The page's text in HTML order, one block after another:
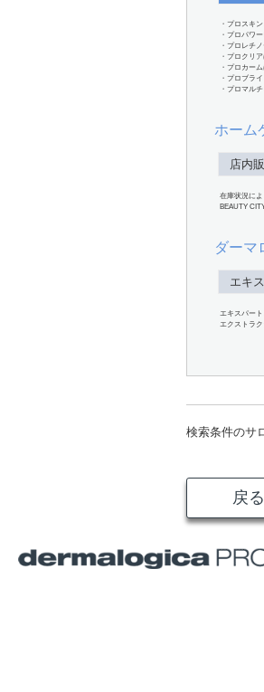
・プロスキ
・プロパワ
・プロレチ
・プロクリ
・プロカー
・プロブラ
・プロマル
ホーム
店内
在庫状況に
BEAUTY
ダーマ
エキ
エキスパー
エクストラ
検索条件のサ
戻る